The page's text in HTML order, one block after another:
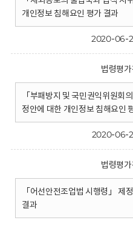
개인정보 침해요인 평가 결과
2020-06-
법령평
「부패방지 및 국민권익위원회
정안에 대한 개인정보 침해요인
2020-06-
법령평
「어선안전조업법 시행령」 제
결과